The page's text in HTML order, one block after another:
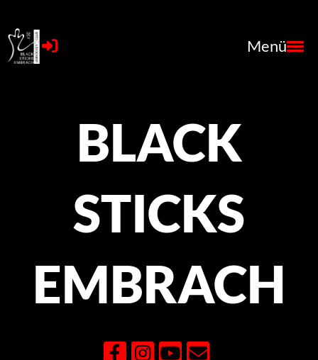
Menü
BLACK
STICKS
EMBRACH